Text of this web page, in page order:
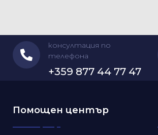
консултация по
телефона
+359 877 44 77 47
Помощен център